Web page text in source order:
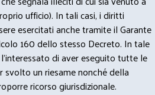
ufficio). In tali casi, i diritti
esercitati anche tramite il Garante
160 dello stesso Decreto. In tale
di aver eseguito tutte le
svolto un riesame nonché della
ricorso giurisdizionale.